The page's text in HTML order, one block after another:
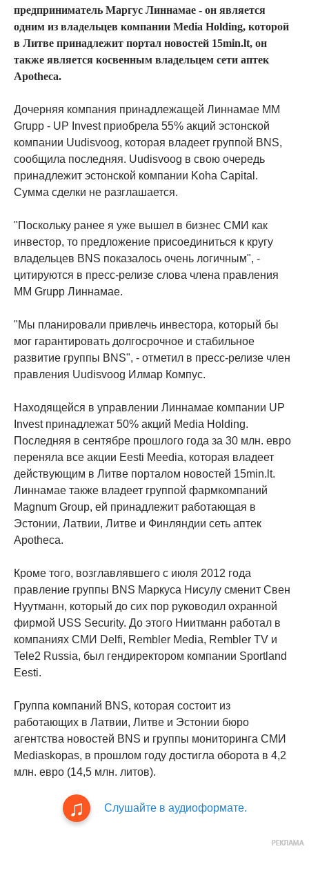
предприниматель Маргус Линнамае - он является
одним из владельцев компании Media Holding, которой
в Литве принадлежит портал новостей 15min.lt, он
также является косвенным владельцем сети аптек
Apotheca.
Дочерняя компания принадлежащей Линнамае MM
Grupp - UP Invest приобрела 55% акций эстонской
компании Uudisvoog, которая владеет группой BNS,
сообщила последняя. Uudisvoog в свою очередь
принадлежит эстонской компании Koha Capital.
Сумма сделки не разглашается.
"Поскольку ранее я уже вышел в бизнес СМИ как
инвестор, то предложение присоединиться к кругу
владельцев BNS показалось очень логичным", -
цитируются в пресс-релизе слова члена правления
MM Grupp Линнамае.
"Мы планировали привлечь инвестора, который бы
мог гарантировать долгосрочное и стабильное
развитие группы BNS", - отметил в пресс-релизе член
правления Uudisvoog Илмар Компус.
Находящейся в управлении Линнамае компании UP
Invest принадлежат 50% акций Media Holding.
Последняя в сентябре прошлого года за 30 млн. евро
переняла все акции Eesti Meedia, которая владеет
действующим в Литве порталом новостей 15min.lt.
Линнамае также владеет группой фармкомпаний
Magnum Group, ей принадлежит работающая в
Эстонии, Латвии, Литве и Финляндии сеть аптек
Apotheca.
Кроме того, возглавлявшего с июля 2012 года
правление группы BNS Маркуса Нисулу сменит Свен
Нуутманн, который до сих пор руководил охранной
фирмой USS Security. До этого Ниитманн работал в
компаниях СМИ Delfi, Rembler Media, Rembler TV и
Tele2 Russia, был гендиректором компании Sportland
Eesti.
Группа компаний BNS, которая состоит из
работающих в Латвии, Литве и Эстонии бюро
агентства новостей BNS и группы мониторинга СМИ
Mediaskopas, в прошлом году достигла оборота в 4,2
млн. евро (14,5 млн. литов).
Слушайте в аудиоформате.